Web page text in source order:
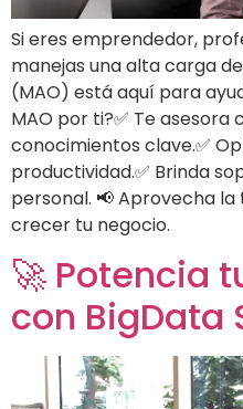
Si eres emprendedor,
manejas una alta carga
(MAO) está aquí para
MAO por ti?✅ Te
conocimientos clave.✅
productividad.✅ Brinda
personal. 📢 Aprovecha
crecer tu negocio.
🚀 Potencia
con BigData